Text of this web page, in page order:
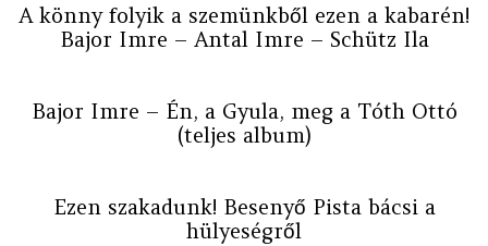
A könny folyik a szemünkből ezen a kabarén!
Bajor Imre – Antal Imre – Schütz Ila
Bajor Imre – Én, a Gyula, meg a Tóth Ottó
(teljes album)
Ezen szakadunk! Besenyő Pista bácsi a
hülyeségről